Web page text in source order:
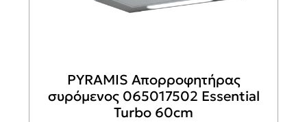
PYRAMIS Απορροφητήρας
συρόμενος 065017502 Essential
Turbo 60cm